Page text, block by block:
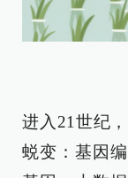
进入21世纪
蜕变：基因